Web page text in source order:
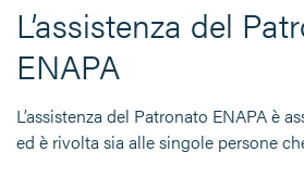
L’assistenza del
ENAPA
L’assistenza del Patronato ENAPA è
ed è rivolta sia alle singole persone